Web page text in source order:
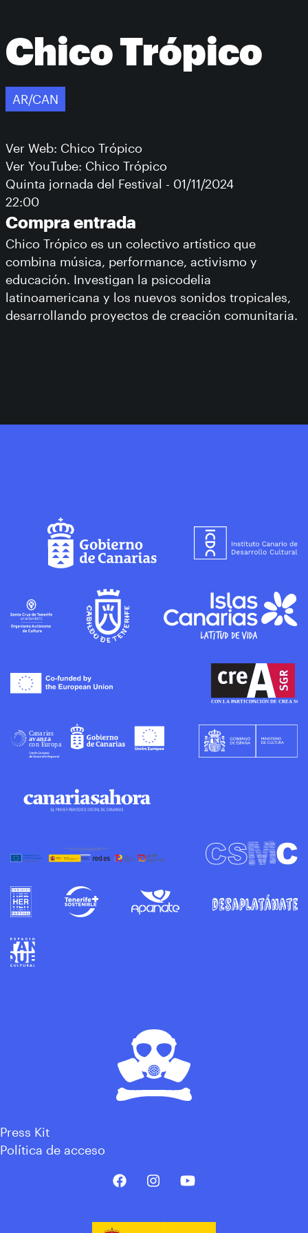
Chico Trópico
AR/CAN
Ver Web: Chico Trópico
Ver YouTube: Chico Trópico
Quinta jornada del Festival - 01/11/2024
22:00
Compra entrada
Chico Trópico es un colectivo artístico que
combina música, performance, activismo y
educación. Investigan la psicodelia
latinoamericana y los nuevos sonidos tropicales,
desarrollando proyectos de creación comunitaria.
Press Kit
Política de acceso